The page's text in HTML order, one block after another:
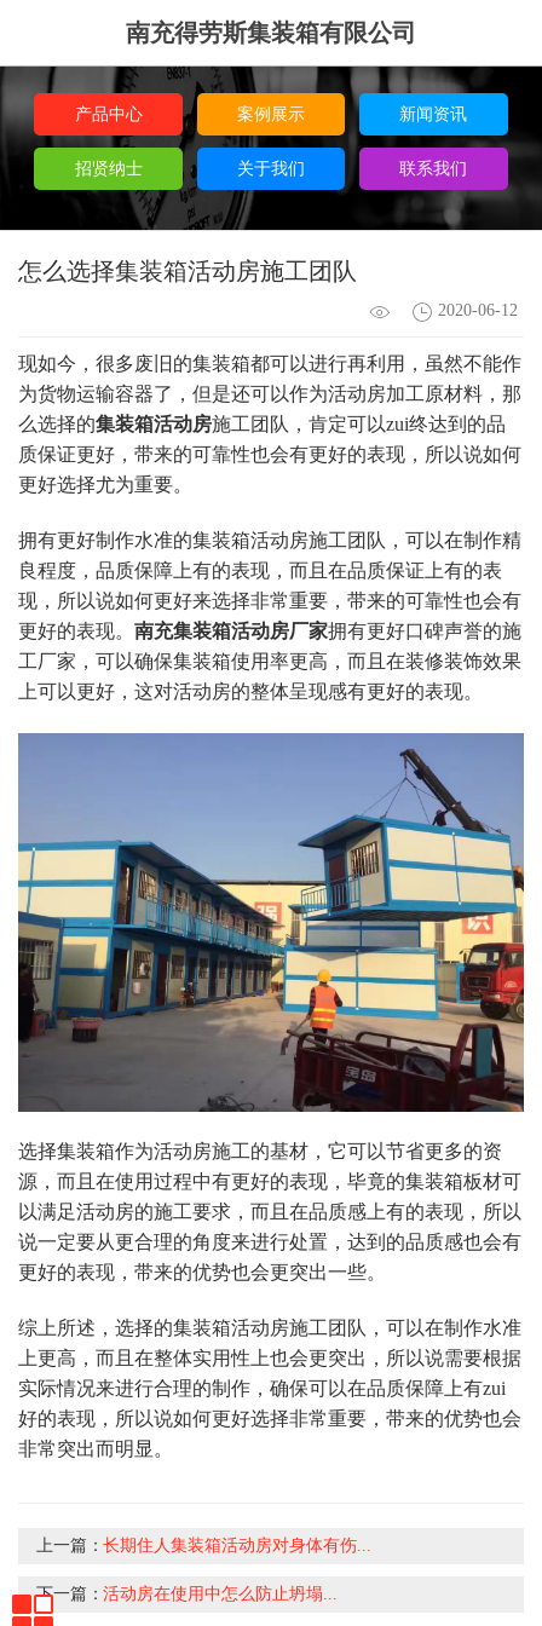
南充得劳斯集装箱有限公司
产品中心 案例展示 新闻资讯
招贤纳士 关于我们 联系我们
怎么选择集装箱活动房施工团队
2020-06-12
现如今，很多废旧的集装箱都可以进行再利用，虽然不能作
为货物运输容器了，但是还可以作为活动房加工原材料，那
么选择的集装箱活动房施工团队，肯定可以zui终达到的品
质保证更好，带来的可靠性也会有更好的表现，所以说如何
更好选择尤为重要。
拥有更好制作水准的集装箱活动房施工团队，可以在制作精
良程度，品质保障上有的表现，而且在品质保证上有的表
现，所以说如何更好来选择非常重要，带来的可靠性也会有
更好的表现。 南充集装箱活动房厂家拥有更好口碑声誉的施
工厂家，可以确保集装箱使用率更高，而且在装修装饰效果
上可以更好，这对活动房的整体呈现感有更好的表现。
选择集装箱作为活动房施工的基材，它可以节省更多的资
源，而且在使用过程中有更好的表现，毕竟的集装箱板材可
以满足活动房的施工要求，而且在品质感上有的表现，所以
说一定要从更合理的角度来进行处置，达到的品质感也会有
更好的表现，带来的优势也会更突出一些。
综上所述，选择的集装箱活动房施工团队，可以在制作水准
上更高，而且在整体实用性上也会更突出，所以说需要根据
实际情况来进行合理的制作，确保可以在品质保障上有zui
好的表现，所以说如何更好选择非常重要，带来的优势也会
非常突出而明显。
上一篇：长期住人集装箱活动房对身体有伤...
下一篇：活动房在使用中怎么防止坍塌...